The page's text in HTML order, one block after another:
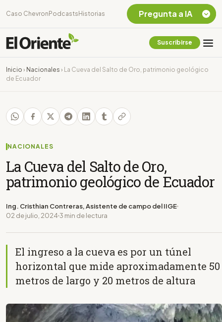
Caso Chevron Podcasts Historias
Suscribirse
Inicio › Nacionales ›
La Cueva del Salto de Oro, patrimonio geológico
de Ecuador
NACIONALES
La Cueva del Salto de Oro,
patrimonio geológico de Ecuador
Ing. Cristhian Contreras, Asistente de campo del IIGE
02 de julio, 2024 3 min de lectura
El ingreso a la cueva es por un túnel
horizontal que mide aproximadamente 50
metros de largo y 20 metros de altura
Pregunta a IA
Chevron Ecuador